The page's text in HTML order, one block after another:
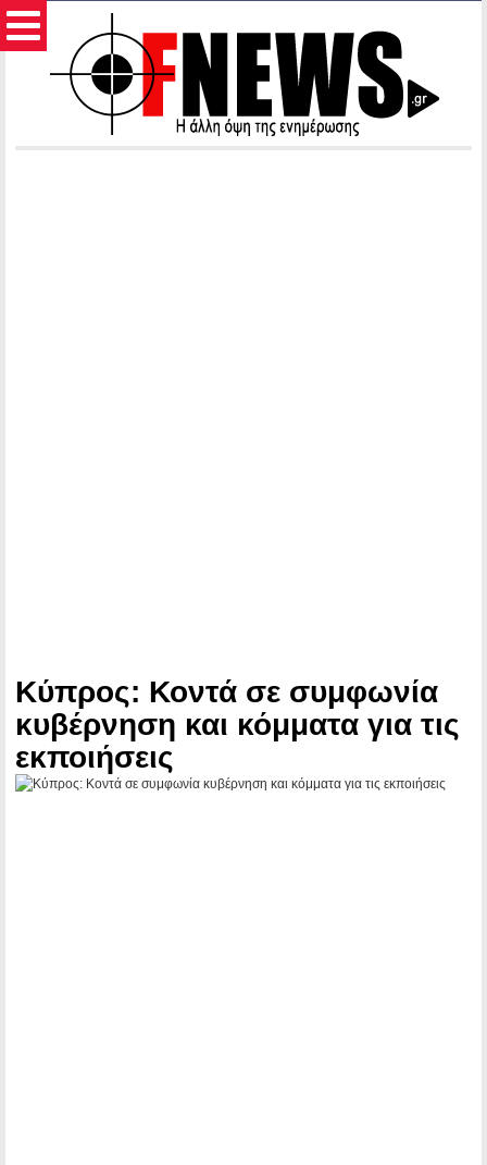
Κύπρος: Κοντά σε συμφωνία
κυβέρνηση και κόμματα για τις
εκποιήσεις